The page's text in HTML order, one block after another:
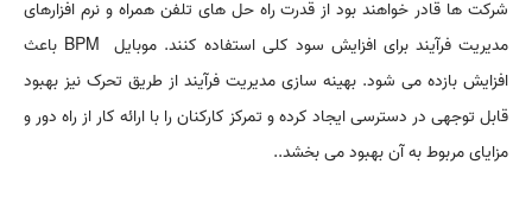
شرکت ها قادر خواهند بود از قدرت راه حل های تلفن همراه و نرم افزارهای
مدیریت فرآیند برای افزایش سود کلی استفاده کنند. موبایل BPM باعث
افزایش بازده می شود. بهینه سازی مدیریت فرآیند از طریق تحرک نیز بهبود
قابل توجهی در دسترسی ایجاد کرده و تمرکز کارکنان را با ارائه کار از راه دور و
مزایای مربوط به آن بهبود می بخشد..